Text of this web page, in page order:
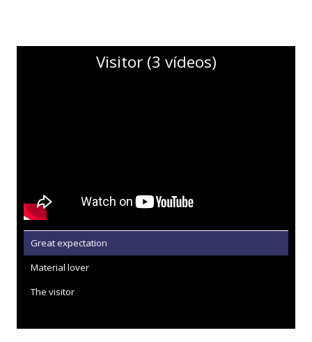
Visitor (3 vídeos)
Great expectation
Material lover
The visitor